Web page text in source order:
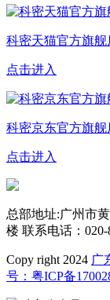
科密天猫官方旗舰
点击进入
科密京东官方旗舰
点击进入
总部地址:广州市
楼 联系电话：020-
Copy right 2024 广
号：粤ICP备